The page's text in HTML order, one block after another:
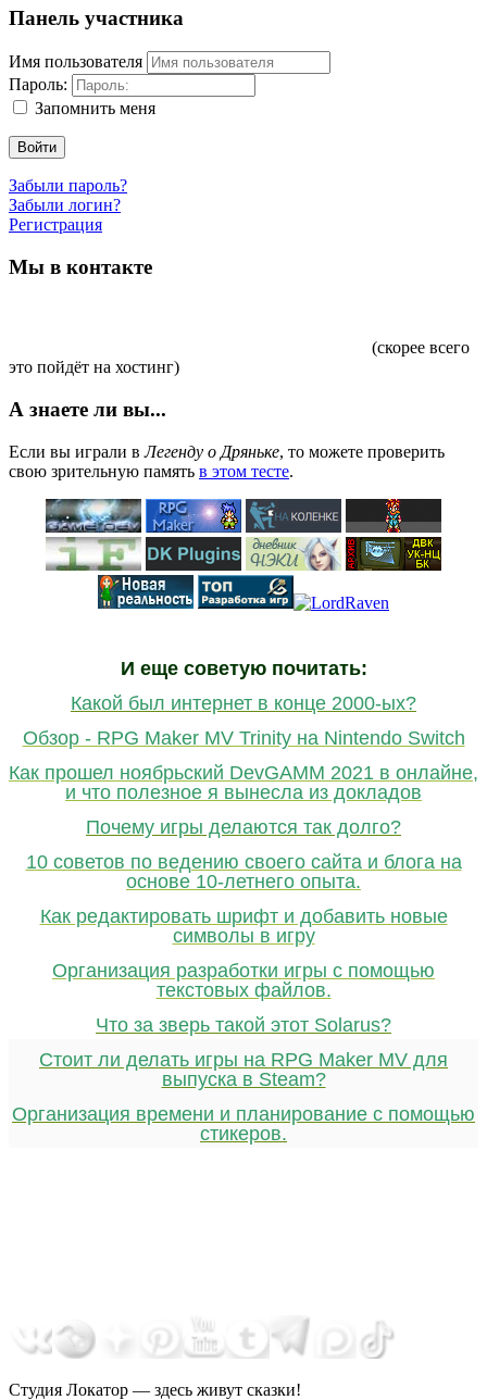
Панель участника
Имя пользователя
Пароль:
Запомнить меня
Войти
Забыли пароль?
Забыли логин?
Регистрация
Мы в контакте
(скорее всего
это пойдёт на хостинг)
А знаете ли вы...
Если вы играли вЛегенду о Дряньке, то можете проверить
свою зрительную память в этом тесте.
И еще советую почитать:
Какой был интернет в конце 2000-ых?
Обзор - RPG Maker MV Trinity на Nintendo Switch
Как прошел ноябрьский DevGAMM 2021 в онлайне,
и что полезное я вынесла из докладов
Почему игры делаются так долго?
10 советов по ведению своего сайта и блога на
основе 10-летнего опыта.
Как редактировать шрифт и добавить новые
символы в игру
Организация разработки игры с помощью
текстовых файлов.
Что за зверь такой этот Solarus?
Стоит ли делать игры на RPG Maker MV для
выпуска в Steam?
Организация времени и планирование с помощью
стикеров.
Студия Локатор — здесь живут сказки!